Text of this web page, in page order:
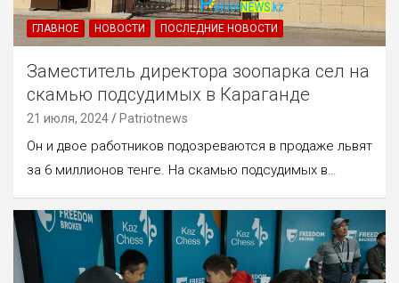
ГЛАВНОЕ НОВОСТИ ПОСЛЕДНИЕ НОВОСТИ
Заместитель директора зоопарка сел на
скамью подсудимых в Караганде
21 июля, 2024 Patriotnews
Он и двое работников подозреваются в продаже львят
за 6 миллионов тенге. На скамью подсудимых в…